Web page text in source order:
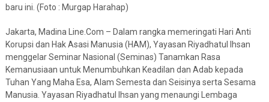
baru ini. (Foto : Murgap Harahap)
Jakarta, Madina Line.Com – Dalam rangka memeringati Hari Anti
Korupsi dan Hak Asasi Manusia (HAM), Yayasan Riyadhatul Ihsan
menggelar Seminar Nasional (Seminas) Tanamkan Rasa
Kemanusiaan untuk Menumbuhkan Keadilan dan Adab kepada
Tuhan Yang Maha Esa, Alam Semesta dan Seisinya serta Sesama
Manusia. Yayasan Riyadhatul Ihsan yang menaungi Lembaga